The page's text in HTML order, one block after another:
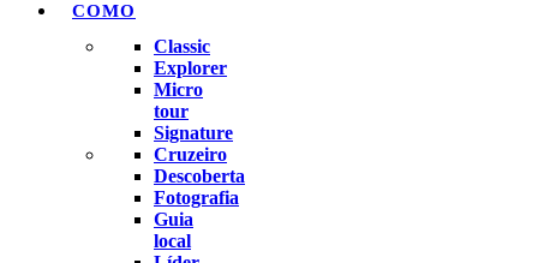
COMO
Classic
Explorer
Micro
tour
Signature
Cruzeiro
Descoberta
Fotografia
Guia
local